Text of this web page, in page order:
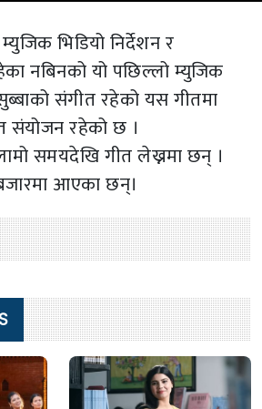
भिडियो निर्देशन र
नबिनको यो पछिल्लो म्युजिक
संगीत रहेको यस गीतमा
संयोजन रहेको छ ।
समयदेखि गीत लेख्नमा छन् ।
आएका छन्।